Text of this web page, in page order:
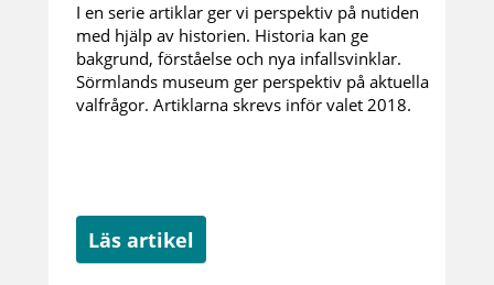
I en serie artiklar ger vi perspektiv på nutiden
med hjälp av historien. Historia kan ge
bakgrund, förståelse och nya infallsvinklar.
Sörmlands museum ger perspektiv på aktuella
valfrågor. Artiklarna skrevs inför valet 2018.
Läs artikel